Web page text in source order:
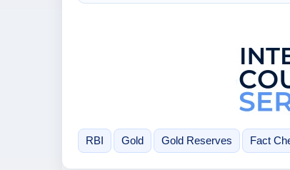
RBI Gold Gold Reserves Fact